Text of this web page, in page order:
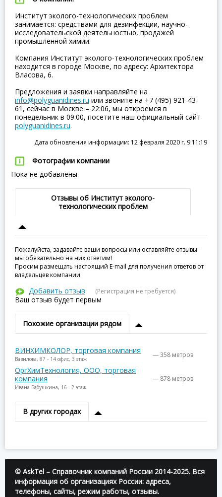
Институт эколого-технологических проблем
занимается: средствами для дезинфекции, научно-
исследовательской деятельностью, продажей
промышленной химии.
Компания Институт эколого-технологических проблем
находится в городе Москве, по адресу: Архитектора
Власова, 6.
Предложения и заявки направляйте на
info@polyguanidines.ru или звоните на +7 (495) 921-43-
61, сейчас в Москве – 22:06, мы откроемся в
понедельник в 09:00, посетите наш официальный сайт
polyguanidines.ru.
Дата обновления информации: 12 февраля 2020 г. 9:11:19
Фотографии компании
Пока не добавлены
Отзывы об Институт эколого-
технологических проблем
Пожалуйста, задавайте ваши вопросы или оставляйте отзывы –
мы обязательно на них ответим!
Просим размещать настоящий E-mail для получения ответов от
владельцев компании
Добавить отзыв (Регистрация не требуется)
Ваш отзыв будет первым
Похожие организации рядом
ВИНХИМКОЛОР, торговая компания
Вавилова, 87 - 14 офис, 3 этаж — 358 метров
ОргХимТехнология, ООО, торговая
компания
Ивана Бабушкина, 16 - 2 этаж
— 878 метров
В других городах
© AskTel – Справочник компаний России 2014-2025. Вся
информация об организациях России: адреса,
телефоны, сайты, режим работы, отзывы.